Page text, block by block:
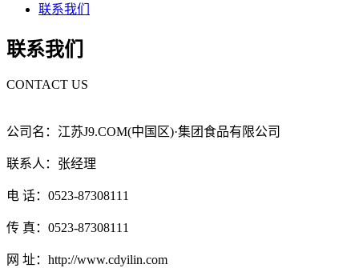
联系我们
联系我们
CONTACT US
公司名：江苏J9.COM(中国区)·集团食品有限公司
联系人：张经理
电 话：0523-87308111
传 真：0523-87308111
网 址：http://www.cdyilin.com